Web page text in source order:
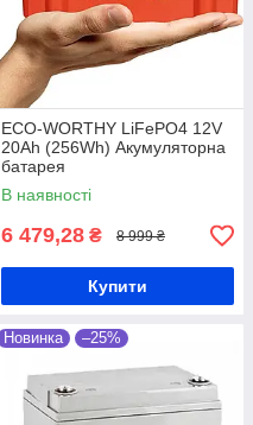
ECO-WORTHY LiFePO4 12V
20Ah (256Wh) Акумуляторна
батарея
В наявності
6 479,28 ₴ 8 999 ₴
Купити
Новинка –25%